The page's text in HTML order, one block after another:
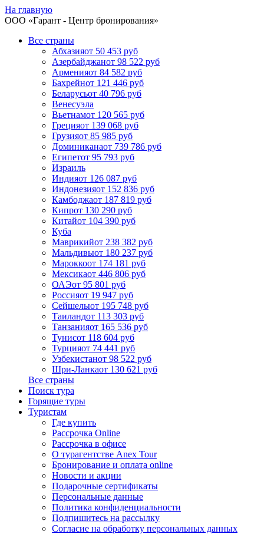
На главную
ООО «Гарант - Центр бронирования»
Все страны
Абхазияот 50 453 руб
Азербайджанот 98 522 руб
Арменияот 84 582 руб
Бахрейнот 121 446 руб
Беларусьот 40 796 руб
Венесуэла
Вьетнамот 120 565 руб
Грецияот 139 068 руб
Грузияот 85 985 руб
Доминиканаот 739 786 руб
Египетот 95 793 руб
Израиль
Индияот 126 087 руб
Индонезияот 152 836 руб
Камбоджаот 187 819 руб
Кипрот 130 290 руб
Китайот 104 390 руб
Куба
Маврикийот 238 382 руб
Мальдивыот 180 237 руб
Мароккоот 174 181 руб
Мексикаот 446 806 руб
ОАЭот 95 801 руб
Россияот 19 947 руб
Сейшелыот 195 748 руб
Таиландот 113 303 руб
Танзанияот 165 536 руб
Тунисот 118 604 руб
Турцияот 74 441 руб
Узбекистанот 98 522 руб
Шри-Ланкаот 130 621 руб
Все страны
Поиск тура
Горящие туры
Туристам
Где купить
Рассрочка Online
Рассрочка в офисе
О турагентстве Anex Tour
Бронирование и оплата online
Новости и акции
Подарочные сертификаты
Персональные данные
Политика конфиденциальности
Подпишитесь на рассылку
Согласие на обработку персональных данных